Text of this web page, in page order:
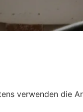
verwenden die